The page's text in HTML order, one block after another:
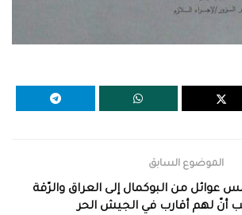
الموضوع السابق
من البوكمال إلى العراق والرّقة
أنّ لهم أقارب في الجيش الحر